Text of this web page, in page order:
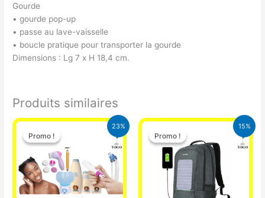
Gourde
• gourde pop-up
• passe au lave-vaisselle
• boucle pratique pour transporter la gourde
Dimensions : Lg 7 x H 18,4 cm.
Produits similaires
23%
Promo !
Promo !
Le
prix
initial
était :
65.000 CFA.
Le
prix
actuel
est :
49.900 CFA.
15%
Promo !
Promo !
Le
prix
initial
était :
29.500 CFA.
Le
prix
actuel